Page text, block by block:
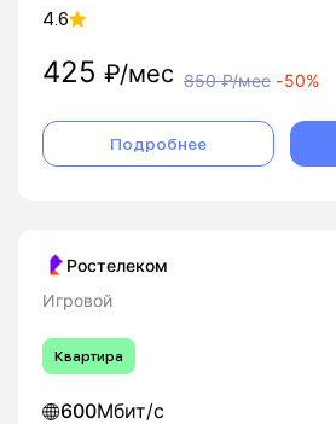
4.6
425 ₽/мес 850₽/мес -50%
Подробнее
Ростелеком
Игровой
Квартира
600Мбит/с